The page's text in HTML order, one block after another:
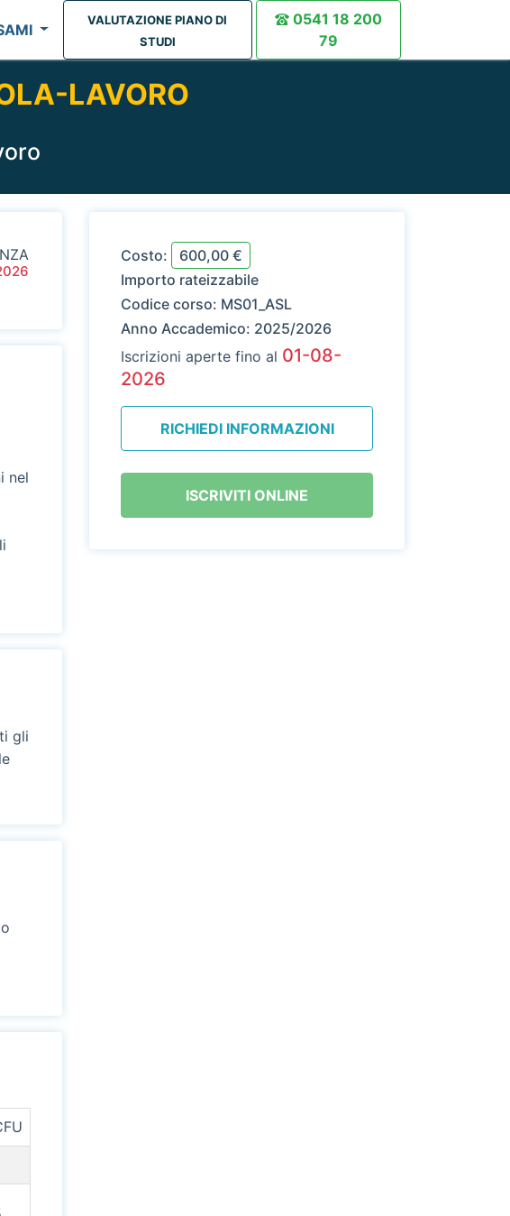
VALUTAZIONE PIANO DI
STUDI
0541 18 200
79
LAVORO
nel
gli
Costo:
600,00 €
Importo rateizzabile
Codice corso: MS01_ASL
Anno Accademico: 2025/2026
Iscrizioni aperte fino al 01-08-
2026
RICHIEDI INFORMAZIONI
ISCRIVITI ONLINE